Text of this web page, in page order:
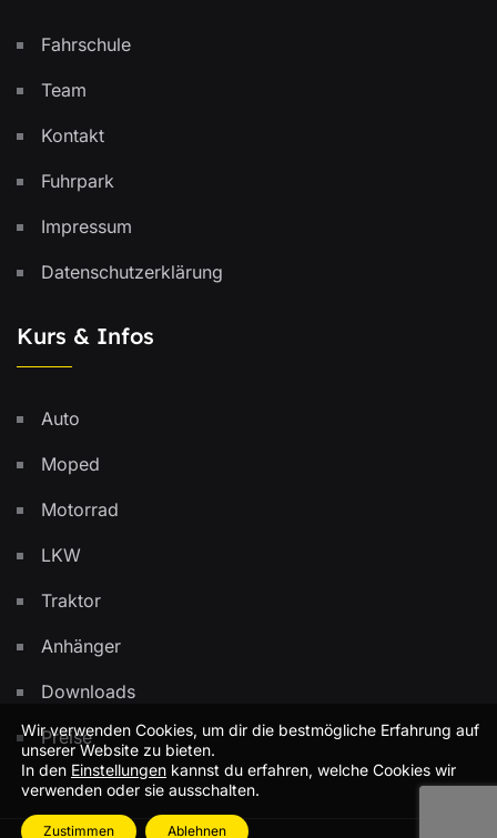
Fahrschule
Team
Kontakt
Fuhrpark
Impressum
Datenschutzerklärung
Kurs & Infos
Auto
Moped
Motorrad
LKW
Traktor
Anhänger
Downloads
Preise
Wir verwenden Cookies, um dir die bestmögliche Erfahrung auf
unserer Website zu bieten.
In den Einstellungen kannst du erfahren, welche Cookies wir
verwenden oder sie ausschalten.
Zustimmen Ablehnen